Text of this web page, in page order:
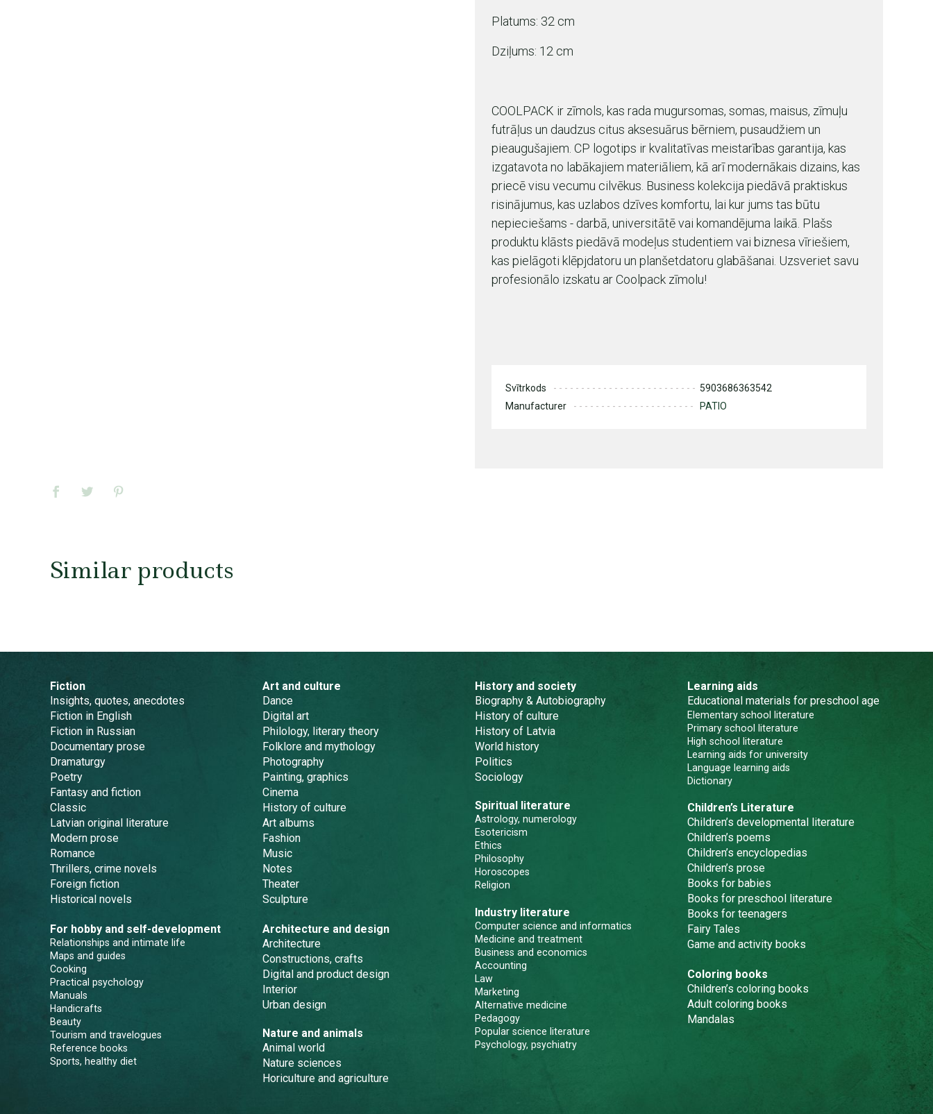
Platums: 32 cm
Dziļums: 12 cm
COOLPACK ir zīmols, kas rada mugursomas, somas, maisus, zīmuļu
futrāļus un daudzus citus aksesuārus bērniem, pusaudžiem un
pieaugušajiem. CP logotips ir kvalitatīvas meistarības garantija, kas
izgatavota no labākajiem materiāliem, kā arī modernākais dizains, kas
priecē visu vecumu cilvēkus. Business kolekcija piedāvā praktiskus
risinājumus, kas uzlabos dzīves komfortu, lai kur jums tas būtu
nepieciešams - darbā, universitātē vai komandējuma laikā. Plašs
produktu klāsts piedāvā modeļus studentiem vai biznesa vīriešiem,
kas pielāgoti klēpjdatoru un planšetdatoru glabāšanai. Uzsveriet savu
profesionālo izskatu ar Coolpack zīmolu!
Svītrkods
5903686363542
Manufacturer
PATIO
Similar products
Fiction
Insights, quotes, anecdotes
Fiction in English
Fiction in Russian
Documentary prose
Dramaturgy
Poetry
Fantasy and fiction
Classic
Latvian original literature
Modern prose
Romance
Thrillers, crime novels
Foreign fiction
Historical novels
For hobby and self-development
Relationships and intimate life
Maps and guides
Cooking
Practical psychology
Manuals
Handicrafts
Beauty
Tourism and travelogues
Reference books
Sports, healthy diet
Art and culture
Dance
Digital art
Philology, literary theory
Folklore and mythology
Photography
Painting, graphics
Cinema
History of culture
Art albums
Fashion
Music
Notes
Theater
Sculpture
Architecture and design
Architecture
Constructions, crafts
Digital and product design
Interior
Urban design
Nature and animals
Animal world
Nature sciences
Horiculture and agriculture
History and society
Biography & Autobiography
History of culture
History of Latvia
World history
Politics
Sociology
Spiritual literature
Astrology, numerology
Esotericism
Ethics
Philosophy
Horoscopes
Religion
Industry literature
Computer science and informatics
Medicine and treatment
Business and economics
Accounting
Law
Marketing
Alternative medicine
Pedagogy
Popular science literature
Psychology, psychiatry
Learning aids
Educational materials for preschool age
Elementary school literature
Primary school literature
High school literature
Learning aids for university
Language learning aids
Dictionary
Children’s Literature
Children’s developmental literature
Children’s poems
Children’s encyclopedias
Children’s prose
Books for babies
Books for preschool literature
Books for teenagers
Fairy Tales
Game and activity books
Coloring books
Children’s coloring books
Adult coloring books
Mandalas